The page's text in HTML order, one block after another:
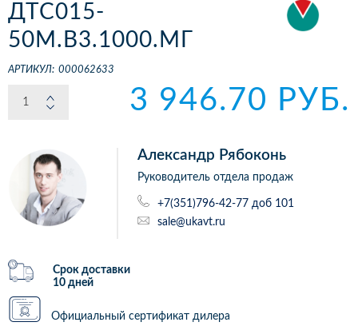
ДТС015-
50М.В3.1000.МГ
АРТИКУЛ: 000062633
3 946.70 РУБ.
Александр Рябоконь
Руководитель отдела продаж
+7(351)796-42-77 доб 101
sale@ukavt.ru
Срок доставки
10 дней
Официальный сертификат дилера